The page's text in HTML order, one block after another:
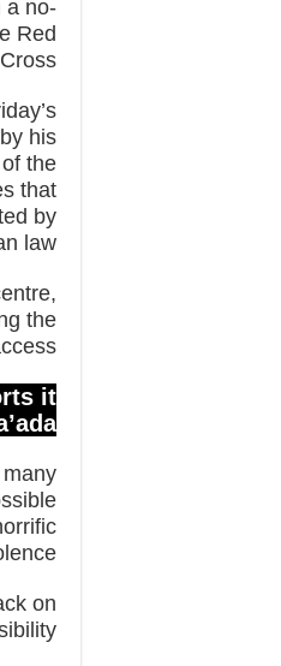
a no-
Red
Cross.
his
the
that
by
law”.
the
it
on